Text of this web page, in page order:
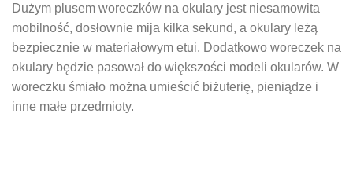
Dużym plusem woreczków na okulary jest niesamowita
mobilność, dosłownie mija kilka sekund, a okulary leżą
bezpiecznie w materiałowym etui. Dodatkowo woreczek na
okulary będzie pasował do większości modeli okularów. W
woreczku śmiało można umieścić biżuterię, pieniądze i
inne małe przedmioty.